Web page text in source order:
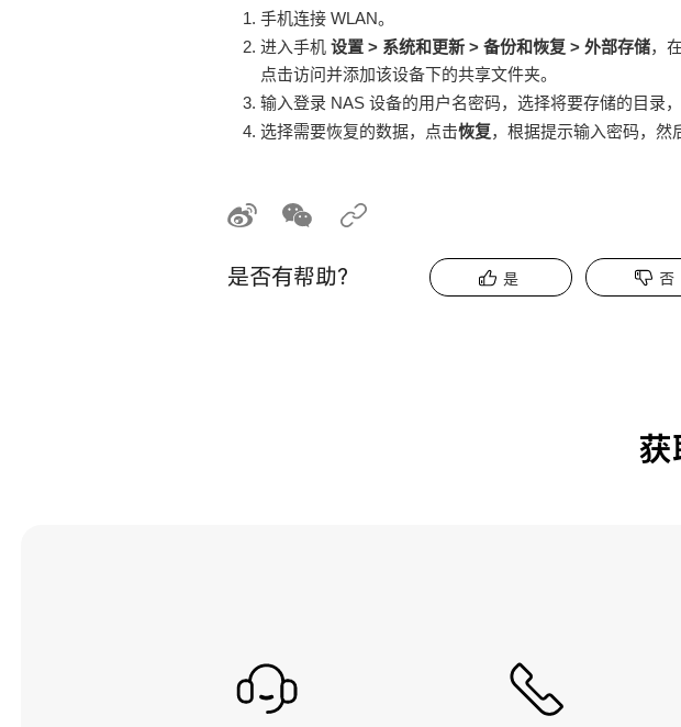
手机连接 WLAN。
进入手机 设置> 系统和更新> 备份和恢复> 外部存储，在
点击访问并添加该设备下的共享文件夹。
输入登录 NAS 设备的用户名密码，选择将要存储的目录
选择需要恢复的数据，点击恢复，根据提示输入密码，然
是否有帮助？ 是 否
获